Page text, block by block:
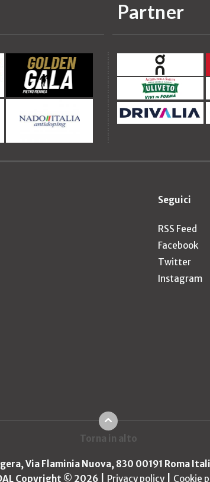
Partner
Seguici
RSS Feed
Facebook
Twitter
Instagram
Torna in alto
Via Flaminia Nuova, 830 00191 Roma
Copyright © 2026
Privacy policy Cookie